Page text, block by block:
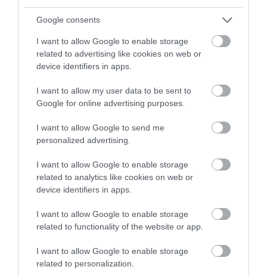
Google consents
I want to allow Google to enable storage
related to advertising like cookies on web or
device identifiers in apps.
I want to allow my user data to be sent to
Google for online advertising purposes.
I want to allow Google to send me
personalized advertising.
I want to allow Google to enable storage
related to analytics like cookies on web or
device identifiers in apps.
I want to allow Google to enable storage
related to functionality of the website or app.
I want to allow Google to enable storage
related to personalization.
KIRÁNDULÁS A RAVAZDI
SÖRFŐZDÉBE, A BENCÉS
2026-08-04
NEM CSAK A FÖLD
NÖVÉNYEKBŐL
2026-08-04
HŐKUPOLA MAGYARORSZÁG
FELETT: MI EZ A LÁTHATATLAN
A TERMÉSZET NEM SZERETI